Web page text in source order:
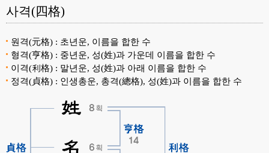
사격(四格)
원격(元格) : 초년운, 이름을 합한 수
형격(亨格) : 중년운, 성(姓)과 가운데 이름을 합한 수
이격(利格) : 말년운, 성(姓)과 아래 이름을 합한 수
정격(貞格) : 인생총운, 총격(總格), 성(姓)과 이름을 합한 수